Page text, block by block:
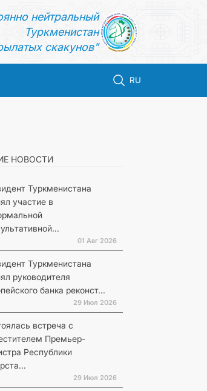
нейтральный
Туркменистан
скакунов"
RU
НОВОСТИ
Туркменистана
участие в
01 Авг 2026
Туркменистана
руководителя
банка реконст...
29 Июл 2026
встреча с
Премьер-
Республики
29 Июл 2026